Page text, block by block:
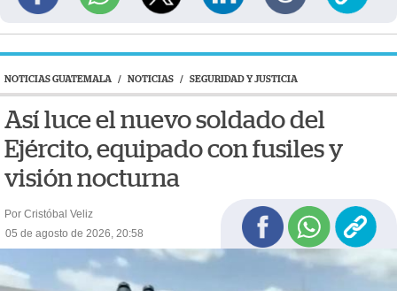
NOTICIAS GUATEMALA / NOTICIAS / SEGURIDAD Y JUSTICIA
Así luce el nuevo soldado del
Ejército, equipado con fusiles y
visión nocturna
Por Cristóbal Veliz
05 de agosto de 2026, 20:58